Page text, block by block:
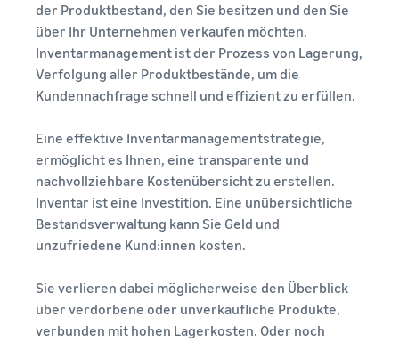
der Produktbestand, den Sie besitzen und den Sie
über Ihr Unternehmen verkaufen möchten.
Inventarmanagement ist der Prozess von Lagerung,
Verfolgung aller Produktbestände, um die
Kundennachfrage schnell und effizient zu erfüllen.
Eine effektive Inventarmanagementstrategie,
ermöglicht es Ihnen, eine transparente und
nachvollziehbare Kostenübersicht zu erstellen.
Inventar ist eine Investition. Eine unübersichtliche
Bestandsverwaltung kann Sie Geld und
unzufriedene Kund:innen kosten.
Sie verlieren dabei möglicherweise den Überblick
über verdorbene oder unverkäufliche Produkte,
verbunden mit hohen Lagerkosten. Oder noch